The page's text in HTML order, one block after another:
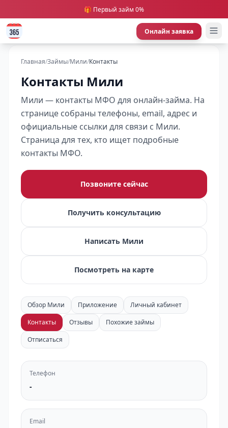
🎁 Первый займ 0%
Онлайн заявка
Главная/Займы/Мили/Контакты
Контакты Мили
Мили — контакты МФО для онлайн-займа. На
странице собраны телефоны, email, адрес и
официальные ссылки для связи с Мили.
Страница для тех, кто ищет подробные
контакты МФО.
Позвоните сейчас
Получить консультацию
Написать Мили
Посмотреть на карте
Обзор Мили Приложение
Личный кабинет
Контакты
Отзывы
Похожие займы
Отписаться
Телефон
-
Email